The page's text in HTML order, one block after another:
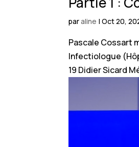
paraline |Oct 20,
Pascale Cossart
Infectiologue
19 Didier Sicard